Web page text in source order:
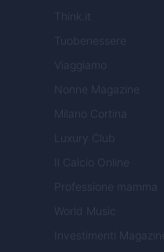
Think.it
Tuobenessere
Viaggiamo
Nonne Magazine
Milano Cortina
Luxury Club
Il Calcio Online
Professione mamma
World Music
Investimenti Magazine